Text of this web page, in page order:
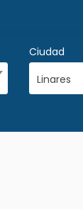
Ciudad
Linares